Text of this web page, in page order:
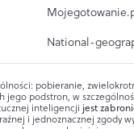
National-
pobieranie,
jego podstron, w
inteligencji jest
i jednoznacznej zgody